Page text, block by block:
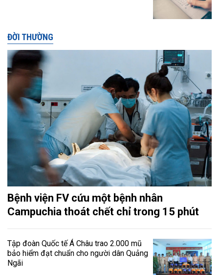
ĐỜI THƯỜNG
Bệnh viện FV cứu một bệnh nhân
Campuchia thoát chết chỉ trong 15 phút
Tập đoàn Quốc tế Á Châu trao 2.000 mũ
bảo hiểm đạt chuẩn cho người dân Quảng
Ngãi